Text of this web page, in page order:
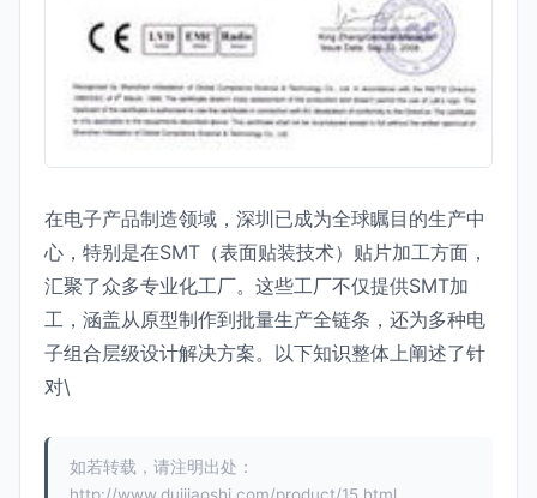
在电子产品制造领域，深圳已成为全球瞩目的生产中
心，特别是在SMT（表面贴装技术）贴片加工方面，
汇聚了众多专业化工厂。这些工厂不仅提供SMT加
工，涵盖从原型制作到批量生产全链条，还为多种电
子组合层级设计解决方案。以下知识整体上阐述了针
对\
如若转载，请注明出处：
http://www.duijiaoshi.com/product/15.html